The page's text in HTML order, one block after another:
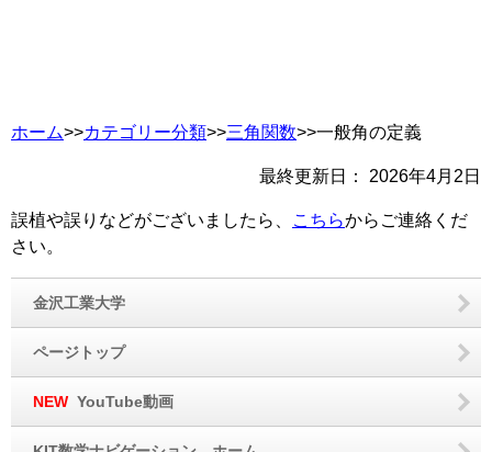
ホーム>>カテゴリー分類>>三角関数>>一般角の定義
最終更新日： 2026年4月2日
誤植や誤りなどがございましたら、 こちらからご連絡くだ
さい。
金沢工業大学
ページトップ
NEW YouTube動画